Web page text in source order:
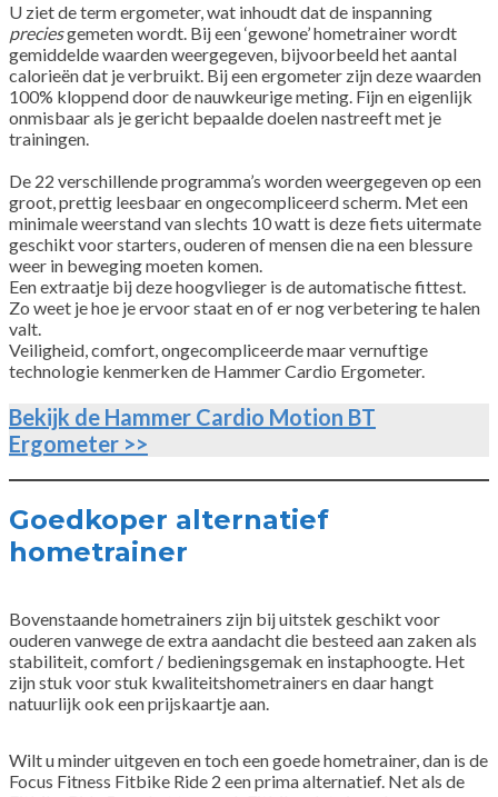
U ziet de term ergometer, wat inhoudt dat de inspanning
preciesgemeten wordt. Bij een ‘gewone’ hometrainer wordt
gemiddelde waarden weergegeven, bijvoorbeeld het aantal
calorieën dat je verbruikt. Bij een ergometer zijn deze waarden
100% kloppend door de nauwkeurige meting. Fijn en eigenlijk
onmisbaar als je gericht bepaalde doelen nastreeft met je
trainingen.
De 22 verschillende programma’s worden weergegeven op een
groot, prettig leesbaar en ongecompliceerd scherm. Met een
minimale weerstand van slechts 10 watt is deze fiets uitermate
geschikt voor starters, ouderen of mensen die na een blessure
weer in beweging moeten komen.
Een extraatje bij deze hoogvlieger is de automatische fittest.
Zo weet je hoe je ervoor staat en of er nog verbetering te halen
valt.
Veiligheid, comfort, ongecompliceerde maar vernuftige
technologie kenmerken de Hammer Cardio Ergometer.
Bekijk de Hammer Cardio Motion BT
Ergometer >>
Goedkoper alternatief
hometrainer
Bovenstaande hometrainers zijn bij uitstek geschikt voor
ouderen vanwege de extra aandacht die besteed aan zaken als
stabiliteit, comfort / bedieningsgemak en instaphoogte. Het
zijn stuk voor stuk kwaliteitshometrainers en daar hangt
natuurlijk ook een prijskaartje aan.
Wilt u minder uitgeven en toch een goede hometrainer, dan is de
Focus Fitness Fitbike Ride 2 een prima alternatief. Net als de